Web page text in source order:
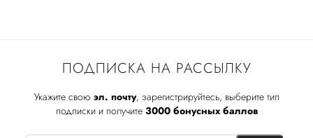
ПОДПИСКА НА РАССЫЛКУ
Укажите свою эл. почту, зарегистрируйтесь, выберите тип
подписки и получите 3000 бонусных баллов